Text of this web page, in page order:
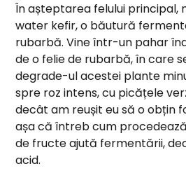
În așteptarea felului principal,
water kefir, o băutură
rubarbă. Vine într-un pahar
de o felie de rubarbă, în care
degrade-ul acestei plante
spre roz intens, cu picățele
decât am reușit eu să o obțin
așa că întreb cum
de fructe ajută fermentării,
acid.